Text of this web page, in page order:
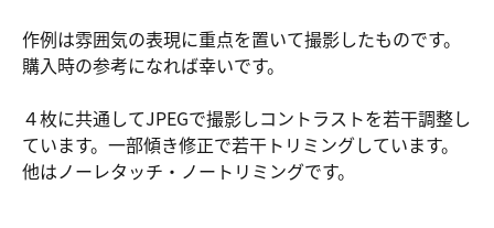
作例は雰囲気の表現に重点を置いて撮影したものです。
購入時の参考になれば幸いです。
４枚に共通してJPEGで撮影しコントラストを若干調整し
ています。一部傾き修正で若干トリミングしています。
他はノーレタッチ・ノートリミングです。